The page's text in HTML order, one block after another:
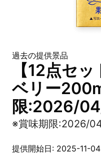
過去の提供景品
【12点セ
ベリー
限:2026/
※賞味期限:2026/
提供開始日: 2025-11-